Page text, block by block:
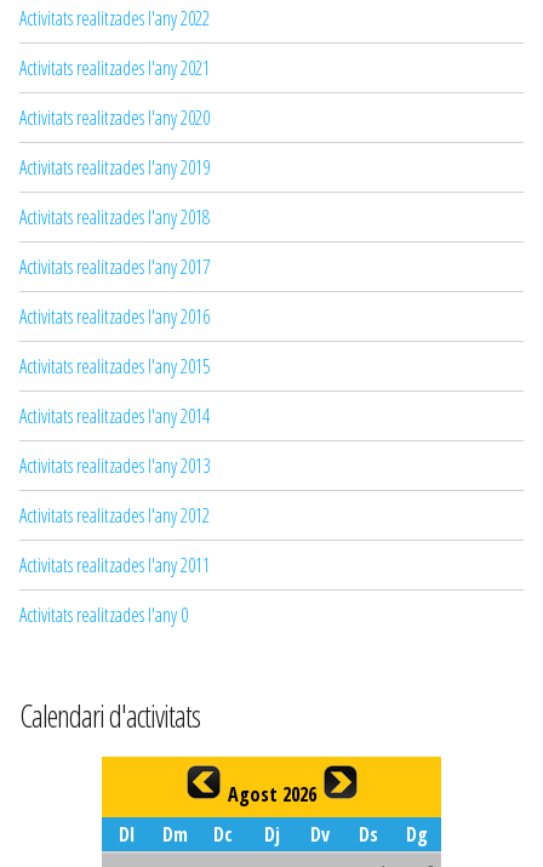
Activitats realitzades l'any 2022
Activitats realitzades l'any 2021
Activitats realitzades l'any 2020
Activitats realitzades l'any 2019
Activitats realitzades l'any 2018
Activitats realitzades l'any 2017
Activitats realitzades l'any 2016
Activitats realitzades l'any 2015
Activitats realitzades l'any 2014
Activitats realitzades l'any 2013
Activitats realitzades l'any 2012
Activitats realitzades l'any 2011
Activitats realitzades l'any 0
Calendari d'activitats
Agost 2026
Dl
Dm Dc Dj Dv Ds
Dg